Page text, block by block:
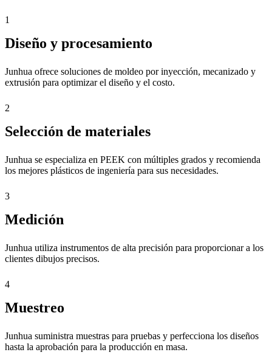
1
Diseño y procesamiento
Junhua ofrece soluciones de moldeo por inyección, mecanizado y
extrusión para optimizar el diseño y el costo.
2
Selección de materiales
Junhua se especializa en PEEK con múltiples grados y recomienda
los mejores plásticos de ingeniería para sus necesidades.
3
Medición
Junhua utiliza instrumentos de alta precisión para proporcionar a los
clientes dibujos precisos.
4
Muestreo
Junhua suministra muestras para pruebas y perfecciona los diseños
hasta la aprobación para la producción en masa.